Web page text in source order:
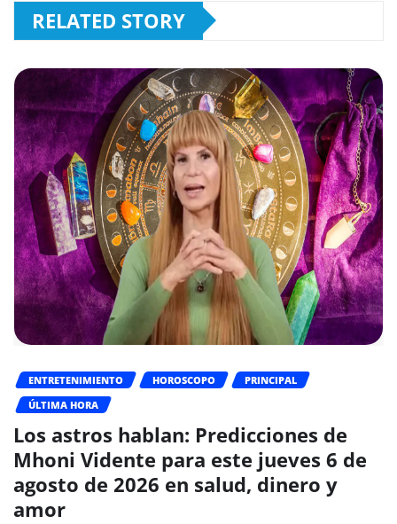
RELATED STORY
ENTRETENIMIENTO HOROSCOPO
PRINCIPAL
ÚLTIMA HORA
Los astros hablan: Predicciones de
Mhoni Vidente para este jueves 6 de
agosto de 2026 en salud, dinero y
amor